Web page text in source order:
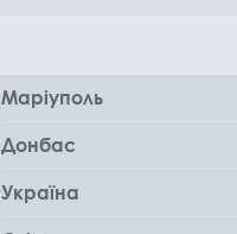
Маріуполь
Донбас
Україна